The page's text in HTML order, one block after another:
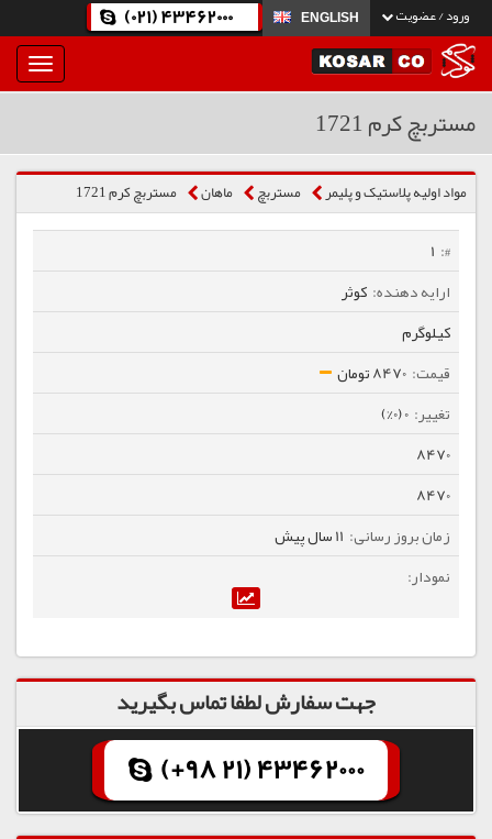
ورود / عضویت ENGLISH
(021) 43462000
بار
و
مستربچ کرم 1721
مواد اولیه پلاستیک و پلیمر مستربچ ماهان مستربچ کرم 1721
1
کوثر
کیلوگرم
8470 تومان
0 (0%)
8470
8470
11 سال پیش
جهت سفارش لطفا تماس بگیرید
(+98 21) 43462000